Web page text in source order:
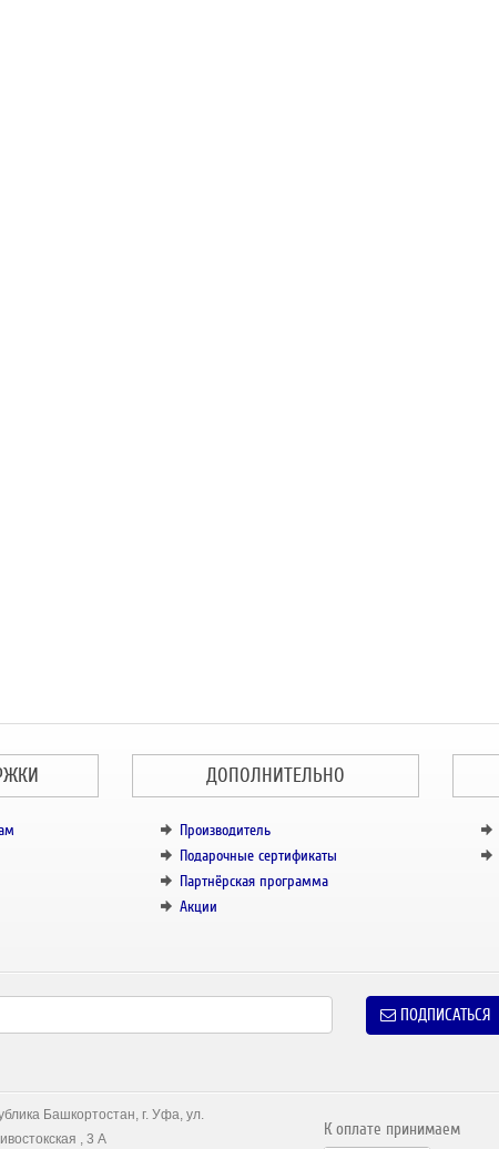
ДОПОЛНИТЕЛЬНО
Производитель
Подарочные сертификаты
Партнёрская программа
Акции
ПОДПИСАТЬСЯ
Башкортостан, г. Уфа, ул.
, 3 А
К оплате принимаем